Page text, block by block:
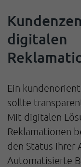
digitalen
Ein
sollte
Mit digitalen
Reklamationen
den Status ihrer
Automatisierte